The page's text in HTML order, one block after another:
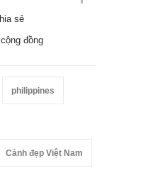
sẻ
đồng
philippines
Cảnh đẹp Việt Nam